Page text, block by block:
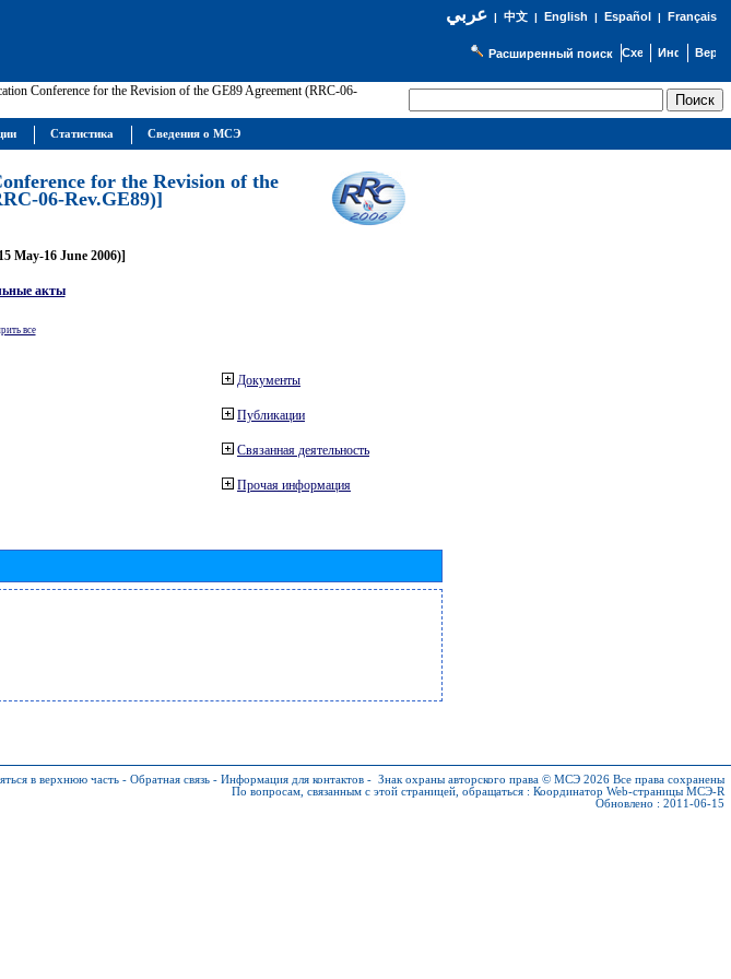
عربي| 中文| English | Español | Français
Расширенный поиск
Conference for the Revision of the GE89 Agreement (RRC-06-
for the Revision of the
06-Rev.GE89)]
May-16 June 2006)]
акты
все
Документы
Публикации
Связанная деятельность
Прочая информация
в верхнюю часть - Обратная связь - Информация для контактов - Знак охраны авторского права © МСЭ 2026 Все права сохранены
По вопросам, связанным с этой страницей, обращаться : Координатор Web-страницы МСЭ-R
Обновлено : 2011-06-15
Статистика Сведения о МСЭ